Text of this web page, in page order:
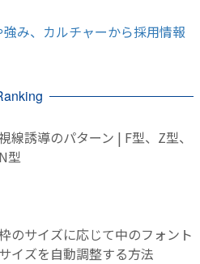
み、カルチャーから採用情報
線誘導のパターン | F型、Z型、
N型
のサイズに応じて中のフォント
サイズを自動調整する方法